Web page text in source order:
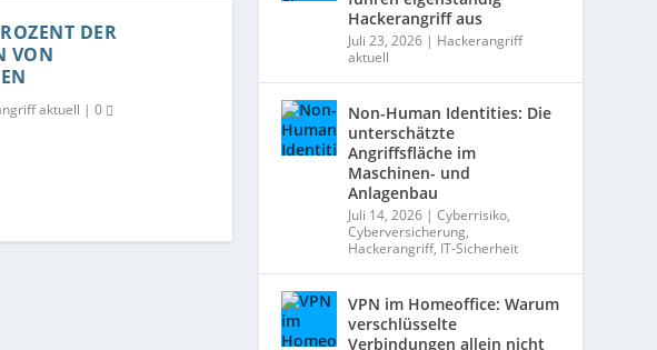
DER
VON
aktuell | 0
Hackerangriff aus
Juli 23, 2026 | Hackerangriff
aktuell
Non-Human Identities: Die
unterschätzte
Angriffsfläche im
Maschinen- und
Anlagenbau
Juli 14, 2026 |Cyberrisiko,
Cyberversicherung,
Hackerangriff, IT-Sicherheit
VPN im Homeoffice: Warum
verschlüsselte
Verbindungen allein nicht